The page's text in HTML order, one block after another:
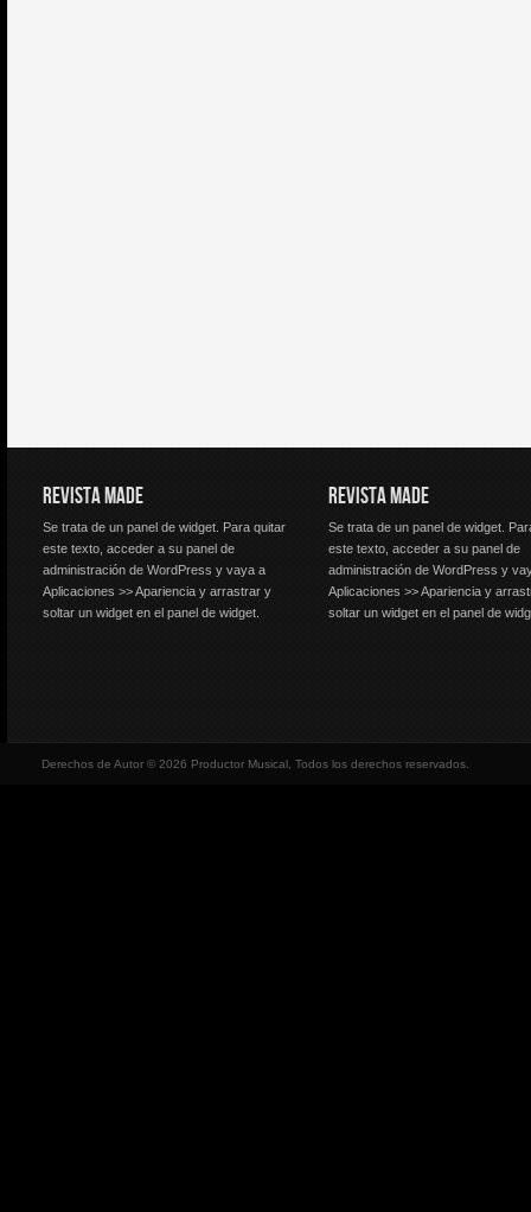
REVISTA MADE
Se trata de un panel de widget. Para quitar
este texto, acceder a su panel de
administración de WordPress y vaya a
Aplicaciones >> Apariencia y arrastrar y
soltar un widget en el panel de widget.
REVISTA MADE
Se trata de un panel de widget.
este texto, acceder a su panel de
administración de WordPress y
Aplicaciones >> Apariencia y
soltar un widget en el panel de
Derechos de Autor © 2026 Productor Musical, Todos los derechos reservados.